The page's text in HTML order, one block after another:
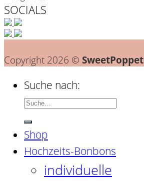
SOCIALS
Copyright 2026 © SweetPoppet
Suche nach:
Shop
Hochzeits-Bonbons
individuelle